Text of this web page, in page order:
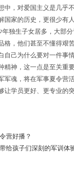
中，对爱国主义是几乎
国家的历史，更很少有
独生子女居多，大部
格，他们甚至不懂得艰
自己为什么要对一件事
精神，这一点是至关重要
军魂，将在军事夏令营
让学员更好、更专业的
营好播？
给孩子们深刻的军训体